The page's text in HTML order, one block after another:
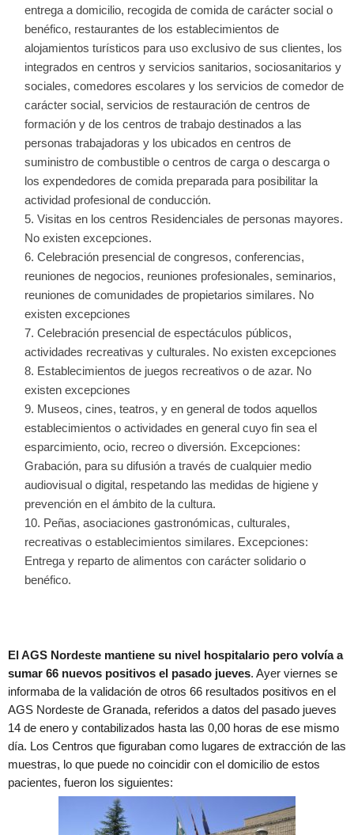
entrega a domicilio, recogida de comida de carácter social o
benéfico, restaurantes de los establecimientos de
alojamientos turísticos para uso exclusivo de sus clientes, los
integrados en centros y servicios sanitarios, sociosanitarios y
sociales, comedores escolares y los servicios de comedor de
carácter social, servicios de restauración de centros de
formación y de los centros de trabajo destinados a las
personas trabajadoras y los ubicados en centros de
suministro de combustible o centros de carga o descarga o
los expendedores de comida preparada para posibilitar la
actividad profesional de conducción.
Visitas en los centros Residenciales de personas mayores.
No existen excepciones.
Celebración presencial de congresos, conferencias,
reuniones de negocios, reuniones profesionales, seminarios,
reuniones de comunidades de propietarios similares. No
existen excepciones
Celebración presencial de espectáculos públicos,
actividades recreativas y culturales. No existen excepciones
Establecimientos de juegos recreativos o de azar. No
existen excepciones
Museos, cines, teatros, y en general de todos aquellos
establecimientos o actividades en general cuyo fin sea el
esparcimiento, ocio, recreo o diversión. Excepciones:
Grabación, para su difusión a través de cualquier medio
audiovisual o digital, respetando las medidas de higiene y
prevención en el ámbito de la cultura.
Peñas, asociaciones gastronómicas, culturales,
recreativas o establecimientos similares. Excepciones:
Entrega y reparto de alimentos con carácter solidario o
benéfico.
El AGS Nordeste mantiene su nivel hospitalario pero volvía a
sumar 66 nuevos positivos el pasado jueves. Ayer viernes se
informaba de la validación de otros 66 resultados positivos en el
AGS Nordeste de Granada, referidos a datos del pasado jueves
14 de enero y contabilizados hasta las 0,00 horas de ese mismo
día. Los Centros que figuraban como lugares de extracción de las
muestras, lo que puede no coincidir con el domicilio de estos
pacientes, fueron los siguientes: